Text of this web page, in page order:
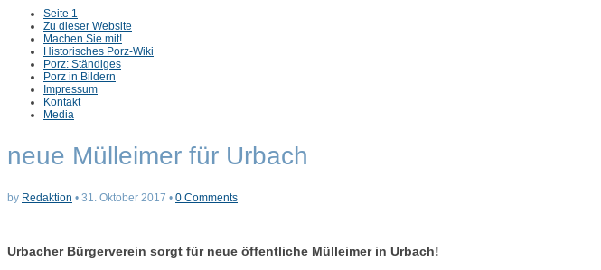
menu
Seite 1
Zu dieser Website
Machen Sie mit!
Historisches Porz-Wiki
Porz: Ständiges
Porz in Bildern
Impressum
Kontakt
Media
neue Mülleimer für Urbach
by Redaktion • 31. Oktober 2017 • 0 Comments
Urbacher Bürgerverein sorgt für neue öffentliche Mülleimer in Urbach!